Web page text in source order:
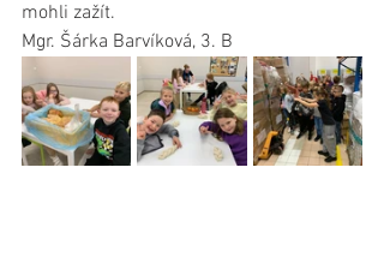
mohli zažít.
Mgr. Šárka Barvíková, 3. B